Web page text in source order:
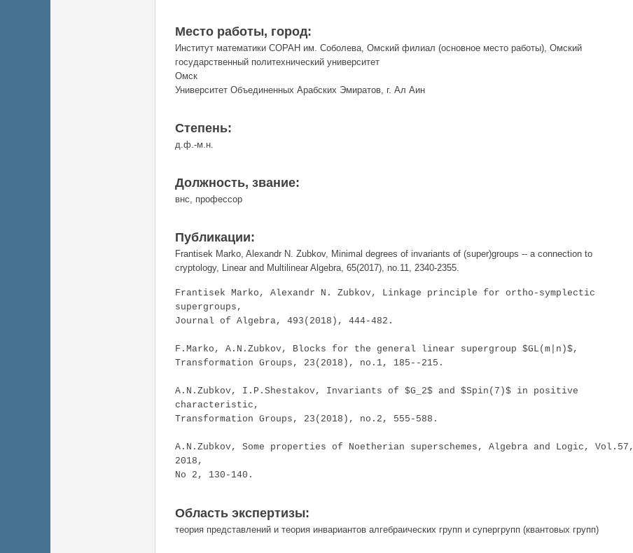
Место работы, город:
Институт математики СОРАН им. Соболева, Омский филиал (основное место работы), Омский
государственный политехнический университет
Омск
Университет Объединенных Арабских Эмиратов, г. Ал Аин
Степень:
д.ф.-м.н.
Должность, звание:
внс, профессор
Публикации:
Frantisek Marko, Alexandr N. Zubkov, Minimal degrees of invariants of (super)groups -- a connection to
cryptology, Linear and Multilinear Algebra, 65(2017), no.11, 2340-2355.
Frantisek Marko , Alexandr N. Zubkov, Linkage principle for ortho - symplectic
supergroups ,
Journal of Algebra, 493(2018), 444-482.
F. Marko , A.N. Zubkov, Blocks for the general linear supergroup $GL(m|n)$,
Transformation Groups, 23(2018), no.1, 185--215.
A.N. Zubkov, I.P. Shestakov, Invariants of $G_2$ and $Spin(7)$ in positive
characteristic,
Transformation Groups, 23(2018), no.2, 555-588.
A.N. Zubkov, Some properties of Noetherian superschemes , Algebra and Logic, Vol .57,
2018,
No 2, 130-140.
Область экспертизы:
теория представлений и теория инвариантов алгебраических групп и супергрупп (квантовых групп)